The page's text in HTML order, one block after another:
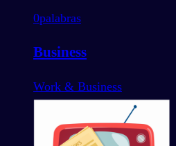
0palabras
Business
Work & Business